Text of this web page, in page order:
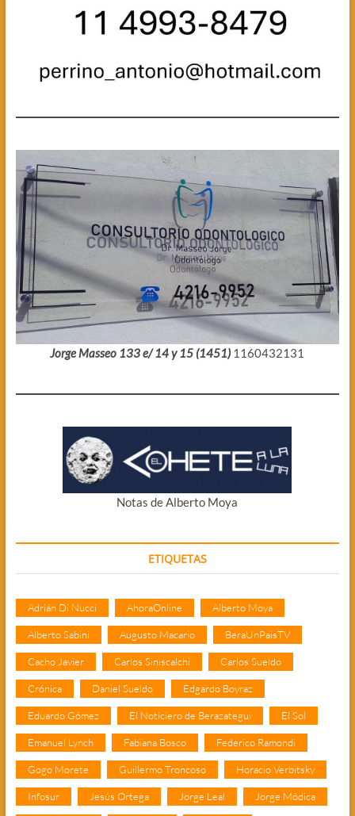
Jorge Masseo 133 e/ 14 y 15 (1451) 1160432131
Notas de Alberto Moya
ETIQUETAS
Adrián Di Nucci AhoraOnline Alberto Moya
Alberto Sabini Augusto Macario BeraUnPaisTV
Cacho Javier Carlos Siniscalchi Carlos Sueldo
Crónica Daniel Sueldo Edgardo Boyraz
Eduardo Gómez El Noticiero de Berazategui El Sol
Emanuel Lynch Fabiana Bosco Federico Ramondi
Gogo Morete Guillermo Troncoso Horacio Verbitsky
Infosur Jesús Ortega Jorge Leal Jorge Módica